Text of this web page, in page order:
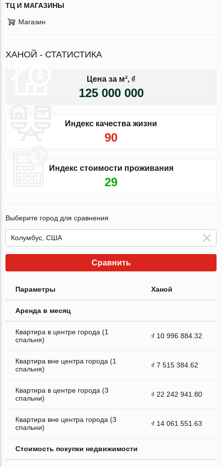
ТЦ И МАГАЗИНЫ
Магазин
ХАНОЙ - СТАТИСТИКА
Цена за м², ₫
125 000 000
Индекс качества жизни
90
Индекс стоимости проживания
29
Выберите город для сравнения
Сравнить
Параметры Ханой
Аренда в месяц
Квартира в центре города (1
спальня)
₫ 10 996 884.32
Квартира вне центра города (1
спальня)
₫ 7 515 384.62
Квартира в центре города (3
спальни)
₫ 22 242 941.80
Квартира вне центра города (3
спальни)
₫ 14 061 551.63
Стоимость покупки недвижимости